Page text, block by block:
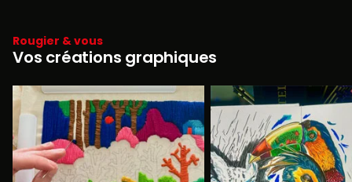
Rougier & vous
Vos créations graphiques